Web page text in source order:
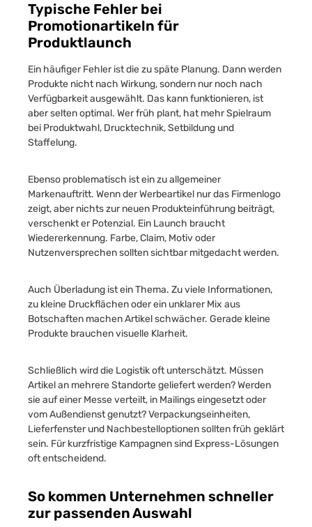
Typische Fehler bei
Promotionartikeln für
Produktlaunch
Ein häufiger Fehler ist die zu späte Planung. Dann werden
Produkte nicht nach Wirkung, sondern nur noch nach
Verfügbarkeit ausgewählt. Das kann funktionieren, ist
aber selten optimal. Wer früh plant, hat mehr Spielraum
bei Produktwahl, Drucktechnik, Setbildung und
Staffelung.
Ebenso problematisch ist ein zu allgemeiner
Markenauftritt. Wenn der Werbeartikel nur das Firmenlogo
zeigt, aber nichts zur neuen Produkteinführung beiträgt,
verschenkt er Potenzial. Ein Launch braucht
Wiedererkennung. Farbe, Claim, Motiv oder
Nutzenversprechen sollten sichtbar mitgedacht werden.
Auch Überladung ist ein Thema. Zu viele Informationen,
zu kleine Druckflächen oder ein unklarer Mix aus
Botschaften machen Artikel schwächer. Gerade kleine
Produkte brauchen visuelle Klarheit.
Schließlich wird die Logistik oft unterschätzt. Müssen
Artikel an mehrere Standorte geliefert werden? Werden
sie auf einer Messe verteilt, in Mailings eingesetzt oder
vom Außendienst genutzt? Verpackungseinheiten,
Lieferfenster und Nachbestelloptionen sollten früh geklärt
sein. Für kurzfristige Kampagnen sind Express-Lösungen
oft entscheidend.
So kommen Unternehmen schneller
zur passenden Auswahl